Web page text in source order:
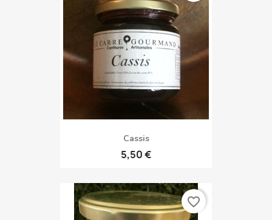
Cassis
5,50 €
favorite_border